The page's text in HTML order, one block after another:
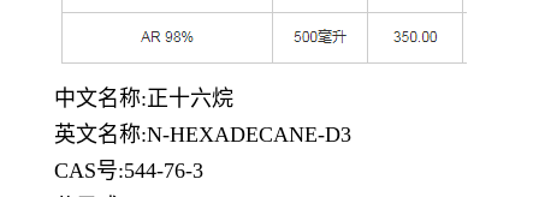
中文名称:正十六烷
英文名称:N-HEXADECANE-D3
CAS号:544-76-3